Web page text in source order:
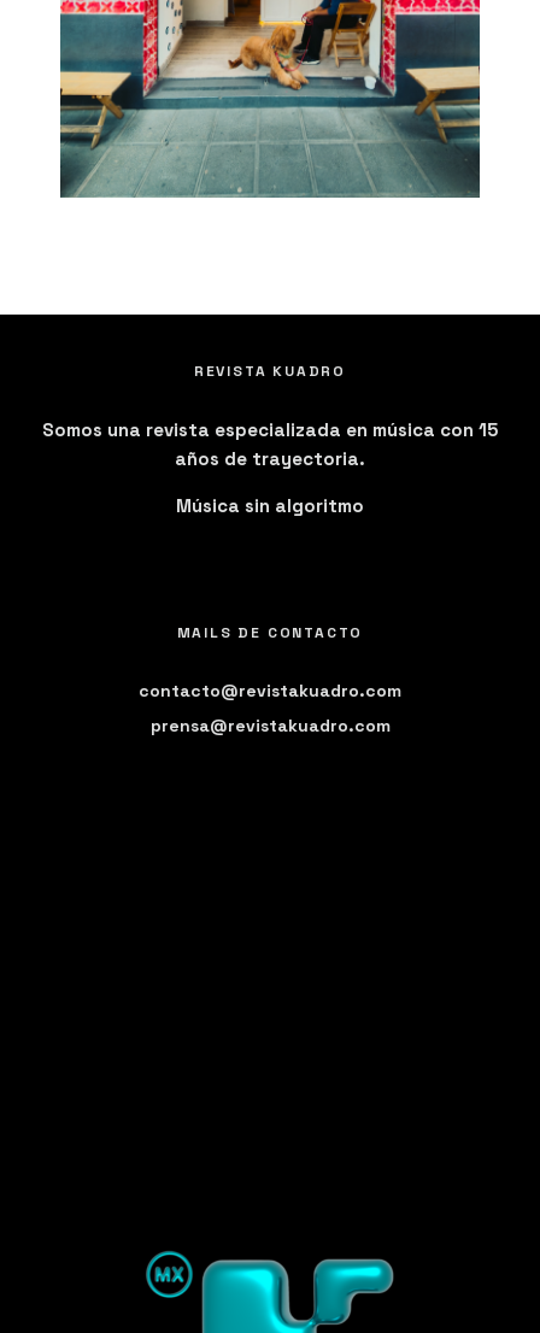
REVISTA KUADRO
Somos una revista especializada en música con 15
años de trayectoria.
Música sin algoritmo
MAILS DE CONTACTO
contacto@revistakuadro.com
prensa@revistakuadro.com